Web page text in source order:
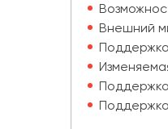
Внешний
Поддержка